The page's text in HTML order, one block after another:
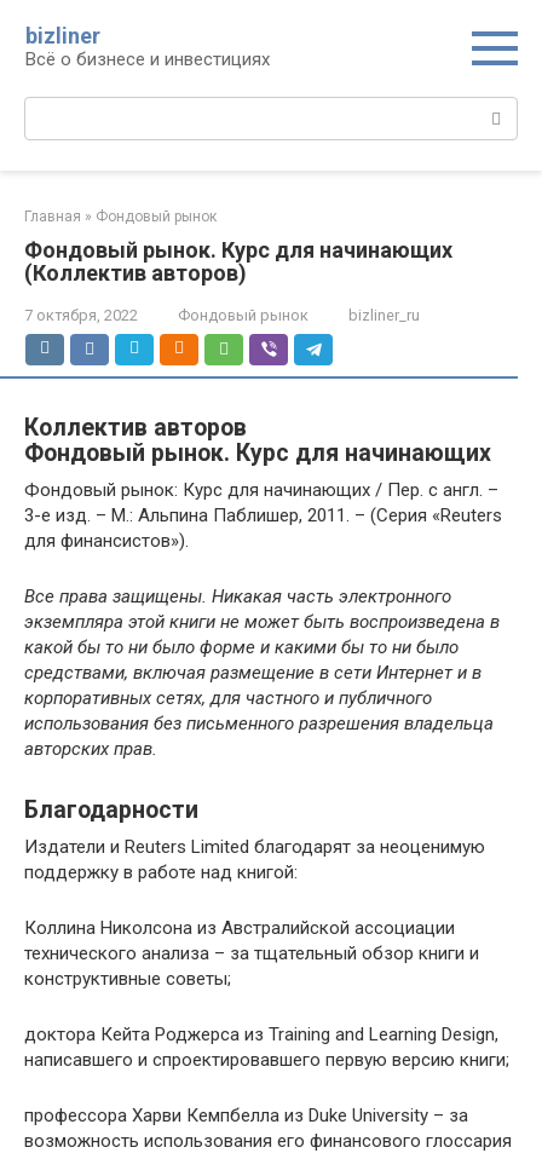
контенту
bizliner
Всё о бизнесе и инвестициях
Поиск:
Главная » Фондовый рынок
Фондовый рынок. Курс для начинающих
(Коллектив авторов)
7 октября, 2022 Фондовый рынок bizliner_ru
Коллектив авторов
Фондовый рынок. Курс для начинающих
Фондовый рынок: Курс для начинающих / Пер. с англ. –
3-е изд. – М.: Альпина Паблишер, 2011. – (Серия «Reuters
для финансистов»).
Все права защищены. Никакая часть электронного
экземпляра этой книги не может быть воспроизведена в
какой бы то ни было форме и какими бы то ни было
средствами, включая размещение в сети Интернет и в
корпоративных сетях, для частного и публичного
использования без письменного разрешения владельца
авторских прав.
Благодарности
Издатели и Reuters Limited благодарят за неоценимую
поддержку в работе над книгой:
Коллина Николсона из Австралийской ассоциации
технического анализа – за тщательный обзор книги и
конструктивные советы;
доктора Кейта Роджерса из Training and Learning Design,
написавшего и спроектировавшего первую версию книги;
профессора Харви Кемпбелла из Duke University – за
возможность использования его финансового глоссария